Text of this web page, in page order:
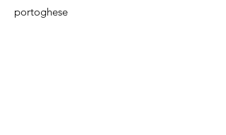
portoghese